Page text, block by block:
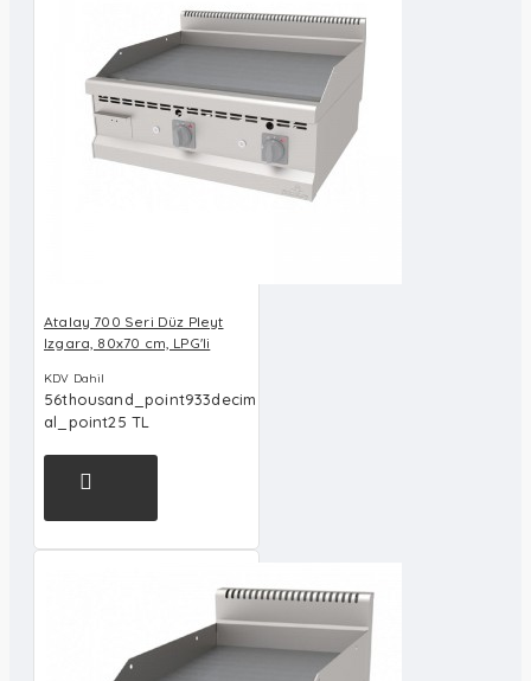
Atalay 700 Seri Düz Pleyt
Izgara, 80x70 cm, LPG'li
KDV Dahil
56thousand_point933decim
al_point25 TL